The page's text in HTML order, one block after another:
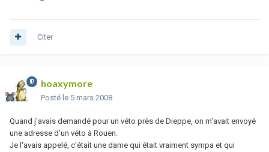
Citer
hoaxymore
Posté le 5 mars 2008
Quand j'avais demandé pour un véto près de Dieppe, on m'avait envoyé
une adresse d'un véto à Rouen.
Je l'avais appelé, c'était une dame qui était vraiment sympa et qui